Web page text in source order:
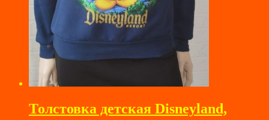
Толстовка детская Disneyland,